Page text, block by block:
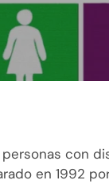
con
en 1992